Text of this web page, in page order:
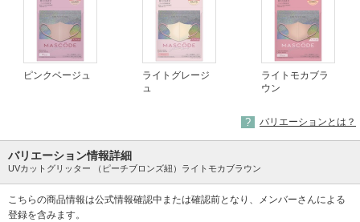
ピンクベージュ
ライトグレージ
ュ
ライトモカブラ
ウン
バリエーションとは？
バリエーション情報詳細
UVカットグリッター （ピーチブロンズ紐）ライトモカブラウン
こちらの商品情報は公式情報確認中または確認前となり、メンバーさんによる
登録を含みます。